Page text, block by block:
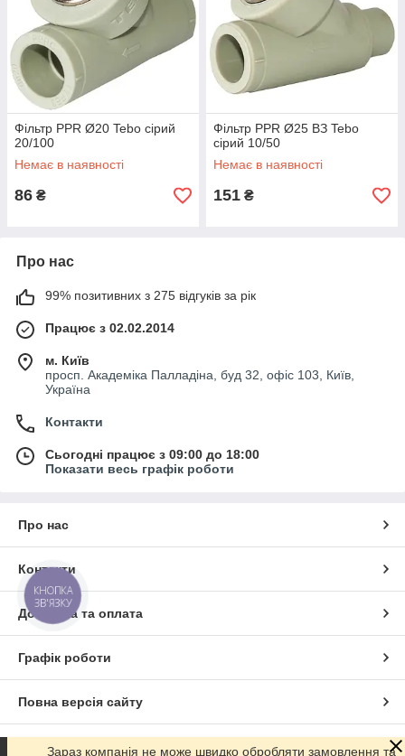
Фільтр PPR Ø20 Tebo сірий
20/100
Немає в наявності
86 ₴
Фільтр PPR Ø25 ВЗ Tebo
сірий 10/50
Немає в наявності
151 ₴
Про нас
99% позитивних з 275 відгуків за рік
Працює з 02.02.2014
м. Київ
просп. Академіка Палладіна, буд 32, офіс 103, Київ,
Україна
Контакти
Сьогодні працює з 09:00 до 18:00
Показати весь графік роботи
Про нас
Контакти
Доставка та оплата
Графік роботи
Повна версія сайту
Сайт створено на маркетплейсі Prom.ua
Зараз компанія не може швидко обробляти замовлення та
КНОПКА
ЗВ'ЯЗКУ